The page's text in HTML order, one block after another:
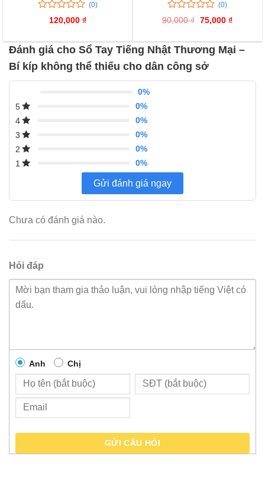
đánh
giá
(0)
120,000 ₫
0
trên
0
đánh
giá
(0)
90,000₫ Giá
90,000 ₫.
75,000 ₫Giá
là:
75,000
Đánh giá cho Sổ Tay Tiếng Nhật Thương Mại –
Bí kíp không thể thiếu cho dân công sở
0%
5
0%
4
0%
3
0%
2
0%
1
0%
Gửi đánh giá ngay
Chưa có đánh giá nào.
Hỏi đáp
Anh Chị
GỬI CÂU HỎI